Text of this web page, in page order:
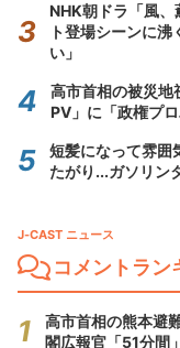
NHK朝ドラ「風、
ト登場シーンに
い」
高市首相の被災
PV」に「政権プ
短髪になって雰囲
たがり...ガソリン
J-CAST ニュース
コメントラン
高市首相の熊本避
閣広報官「51分間